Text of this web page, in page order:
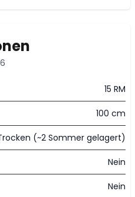
15 RM
100 cm
(~2 Sommer gelagert)
Nein
Nein